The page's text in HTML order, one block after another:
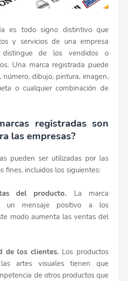
es todo signo distintivo que
y servicios de una empresa
de los vendidos o
Una marca registrada puede
dibujo, pintura, imagen,
o cualquier combinación de
registradas son
las empresas?
pueden ser utilizadas por las
fines, incluidos los siguientes:
del producto. La marca
un mensaje positivo a los
modo aumenta las ventas del
de los clientes. Los productos
artes visuales tienen que
de otros productos que